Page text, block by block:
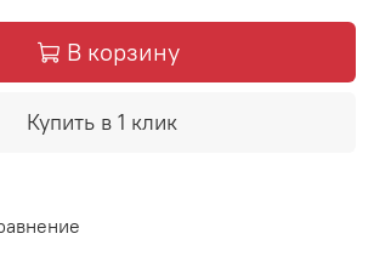
В корзину
Купить в 1 клик